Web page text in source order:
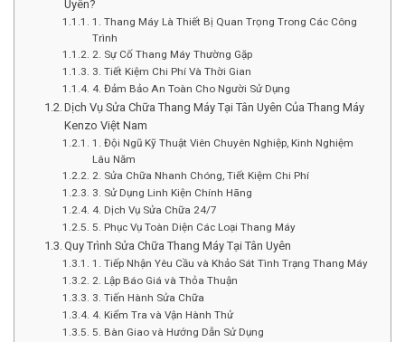
Uyên?
1. Thang Máy Là Thiết Bị Quan Trọng Trong Các Công
Trình
2. Sự Cố Thang Máy Thường Gặp
3. Tiết Kiệm Chi Phí Và Thời Gian
4. Đảm Bảo An Toàn Cho Người Sử Dụng
Dịch Vụ Sửa Chữa Thang Máy Tại Tân Uyên Của Thang Máy
Kenzo Việt Nam
1. Đội Ngũ Kỹ Thuật Viên Chuyên Nghiệp, Kinh Nghiệm
Lâu Năm
2. Sửa Chữa Nhanh Chóng, Tiết Kiệm Chi Phí
3. Sử Dụng Linh Kiện Chính Hãng
4. Dịch Vụ Sửa Chữa 24/7
5. Phục Vụ Toàn Diện Các Loại Thang Máy
Quy Trình Sửa Chữa Thang Máy Tại Tân Uyên
1. Tiếp Nhận Yêu Cầu và Khảo Sát Tình Trạng Thang Máy
2. Lập Báo Giá và Thỏa Thuận
3. Tiến Hành Sửa Chữa
4. Kiểm Tra và Vận Hành Thử
5. Bàn Giao và Hướng Dẫn Sử Dụng